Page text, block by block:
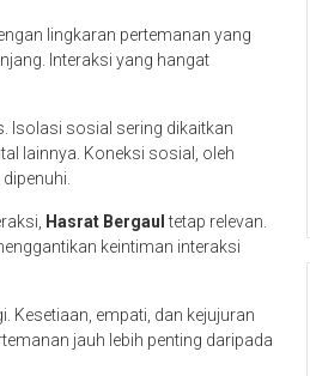
lingkaran pertemanan yang
Interaksi yang hangat
Isolasi sosial sering dikaitkan
lainnya. Koneksi sosial, oleh
Hasrat Bergaul tetap relevan.
keintiman interaksi
Kesetiaan, empati, dan kejujuran
jauh lebih penting daripada